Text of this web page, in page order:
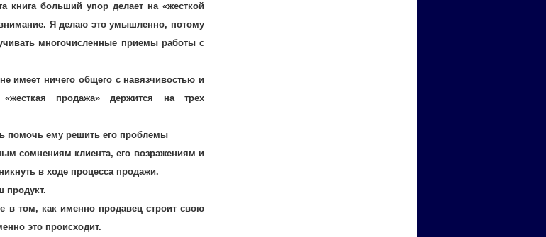
книга больший упор делает на «жесткой
Я делаю это умышленно, потому
многочисленные приемы работы с
имеет ничего общего с навязчивостью и
продажа» держится на трех
помочь ему решить его проблемы
сомнениям клиента, его возражениям и
в ходе процесса продажи.
продукт.
в том, как именно продавец строит свою
это происходит.